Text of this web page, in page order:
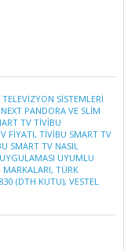
TELEVİZYON SİSTEMLERİ
NEXT PANDORA VE SLIM
TV TIVIBU
FIYATI, TIVIBU SMART TV
SMART TV NASIL
UYUMLU
, TÜRK
(DTH KUTU), VESTEL